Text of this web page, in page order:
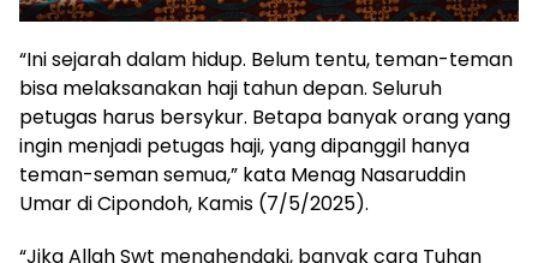
“Ini sejarah dalam hidup. Belum tentu, teman-teman
bisa melaksanakan haji tahun depan. Seluruh
petugas harus bersykur. Betapa banyak orang yang
ingin menjadi petugas haji, yang dipanggil hanya
teman-seman semua,” kata Menag Nasaruddin
Umar di Cipondoh, Kamis (7/5/2025).
“Jika Allah Swt menghendaki, banyak cara Tuhan